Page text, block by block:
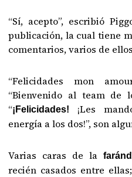
“Sí, acepto”, escribió
publicación, la cual tiene
comentarios, varios de
“Felicidades mon
“Bienvenido al team de
“¡Felicidades!
¡Les
energía a los dos!”, son
Varias caras de la
recién casados entre